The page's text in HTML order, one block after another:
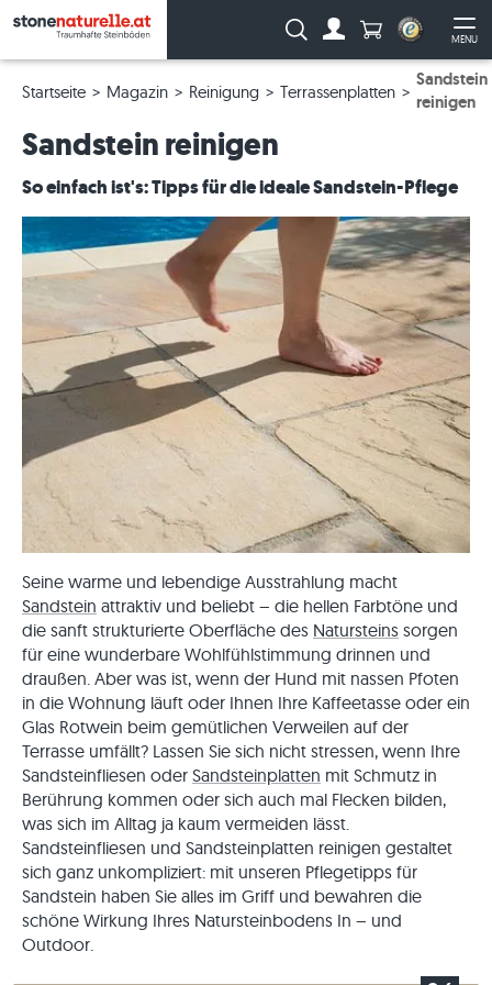
MENU
Suche: Anzahl
Startseite Magazin Reinigung Terrassenplatten
Sandstein
reinigen
Sandstein reinigen
So einfach ist's: Tipps für die ideale Sandstein-Pflege
Seine warme und lebendige Ausstrahlung macht
Sandstein attraktiv und beliebt – die hellen Farbtöne und
die sanft strukturierte Oberfläche des Natursteins sorgen
für eine wunderbare Wohlfühlstimmung drinnen und
draußen. Aber was ist, wenn der Hund mit nassen Pfoten
in die Wohnung läuft oder Ihnen Ihre Kaffeetasse oder ein
Glas Rotwein beim gemütlichen Verweilen auf der
Terrasse umfällt? Lassen Sie sich nicht stressen, wenn Ihre
Sandsteinfliesen oder Sandsteinplatten mit Schmutz in
Berührung kommen oder sich auch mal Flecken bilden,
was sich im Alltag ja kaum vermeiden lässt.
Sandsteinfliesen und Sandsteinplatten reinigen gestaltet
sich ganz unkompliziert: mit unseren Pflegetipps für
Sandstein haben Sie alles im Griff und bewahren die
schöne Wirkung Ihres Natursteinbodens In – und
Outdoor.